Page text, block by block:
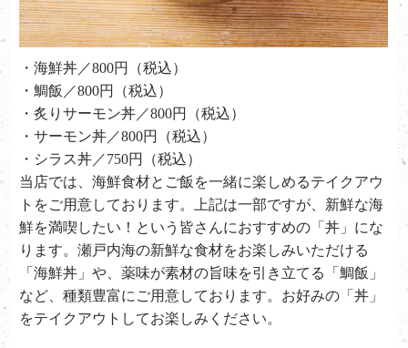
・海鮮丼／800円（税込）
・鯛飯／800円（税込）
・炙りサーモン丼／800円（税込）
・サーモン丼／800円（税込）
・シラス丼／750円（税込）
当店では、海鮮食材とご飯を一緒に楽しめるテイクアウ
トをご用意しております。上記は一部ですが、新鮮な海
鮮を満喫したい！という皆さんにおすすめの「丼」にな
ります。瀬戸内海の新鮮な食材をお楽しみいただける
「海鮮丼」や、薬味が素材の旨味を引き立てる「鯛飯」
など、種類豊富にご用意しております。お好みの「丼」
をテイクアウトしてお楽しみください。